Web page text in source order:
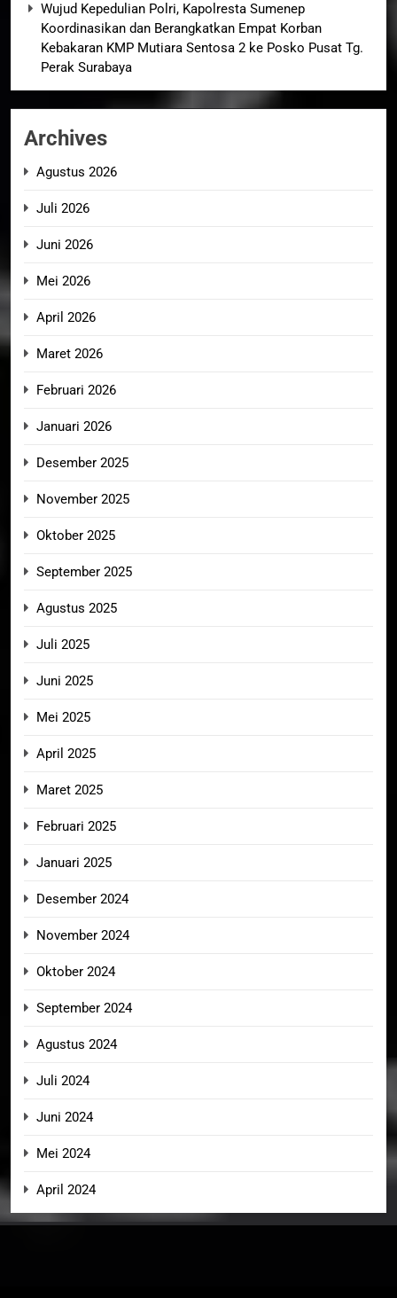
Wujud Kepedulian Polri, Kapolresta Sumenep
Koordinasikan dan Berangkatkan Empat Korban
Kebakaran KMP Mutiara Sentosa 2 ke Posko Pusat Tg.
Perak Surabaya
Archives
Agustus 2026
Juli 2026
Juni 2026
Mei 2026
April 2026
Maret 2026
Februari 2026
Januari 2026
Desember 2025
November 2025
Oktober 2025
September 2025
Agustus 2025
Juli 2025
Juni 2025
Mei 2025
April 2025
Maret 2025
Februari 2025
Januari 2025
Desember 2024
November 2024
Oktober 2024
September 2024
Agustus 2024
Juli 2024
Juni 2024
Mei 2024
April 2024